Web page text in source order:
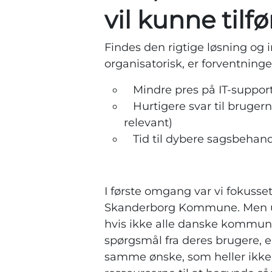
vil kunne
Findes den rigtige løsning
organisatorisk, er
Mindre pres på IT-
Hurtigere svar til
relevant)
Tid til dybere
I første omgang var vi
Skanderborg Kommune.
hvis ikke alle danske
spørgsmål fra deres brugere,
samme ønske, som heller